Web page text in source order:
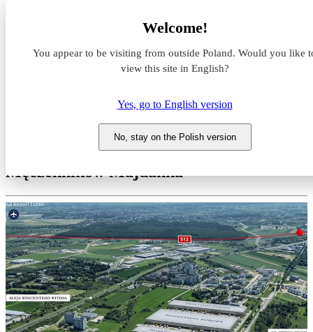
Welcome!
You appear to be visiting from outside Poland. Would you like
view this site in English?
Yes, go to English version
No, stay on the Polish version
Accolade Funds Park Lublin I
Accolade Funds Park Lublin I
Lubelskie, Lublin, ul. Droga
Męczenników Majdanka